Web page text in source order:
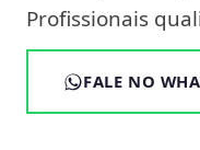
Profissionais
FALE NO